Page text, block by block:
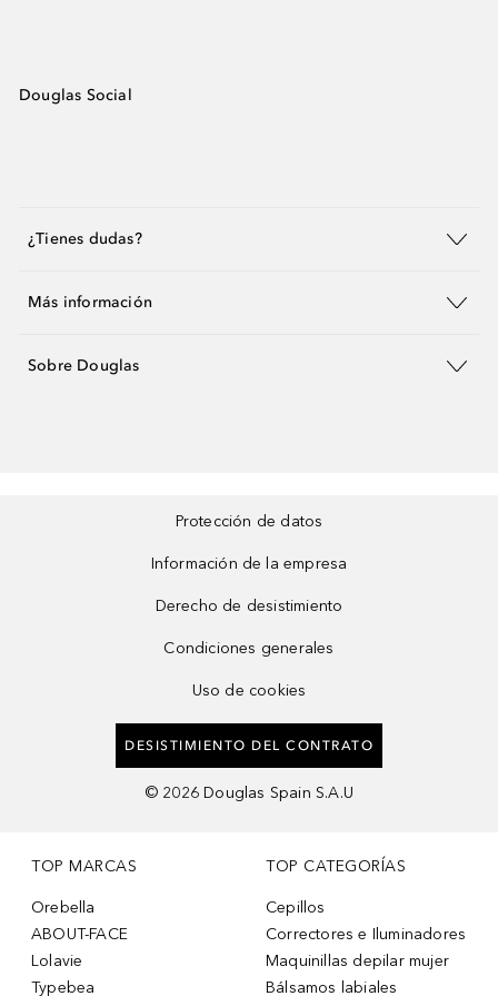
Douglas Social
¿Tienes dudas?
Más información
Sobre Douglas
Protección de datos
Información de la empresa
Derecho de desistimiento
Condiciones generales
Uso de cookies
DESISTIMIENTO DEL CONTRATO
© 2026 Douglas Spain S.A.U
TOP MARCAS
Orebella
ABOUT-FACE
Lolavie
Typebea
TOP CATEGORÍAS
Cepillos
Correctores e Iluminadores
Maquinillas depilar mujer
Bálsamos labiales